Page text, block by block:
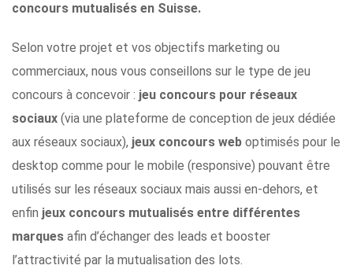
concours mutualisés en Suisse.
Selon votre projet et vos objectifs marketing ou
commerciaux, nous vous conseillons sur le type de jeu
concours à concevoir : jeu concours pour réseaux
sociaux (via une plateforme de conception de jeux dédiée
aux réseaux sociaux), jeux concours web optimisés pour le
desktop comme pour le mobile (responsive) pouvant être
utilisés sur les réseaux sociaux mais aussi en-dehors, et
enfin jeux concours mutualisés entre différentes
marques afin d’échanger des leads et booster
l’attractivité par la mutualisation des lots.